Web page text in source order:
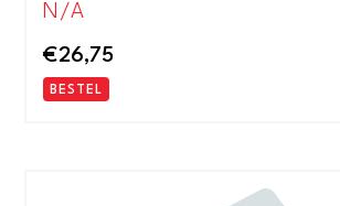
N/A
€26,75
BESTEL